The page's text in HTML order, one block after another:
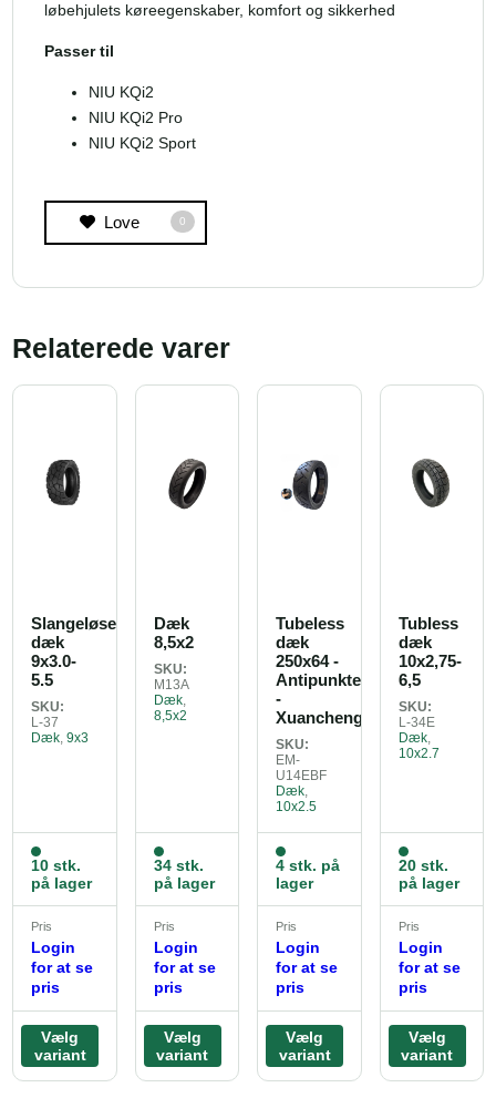
løbehjulets køreegenskaber, komfort og sikkerhed
Passer til
NIU KQi2
NIU KQi2 Pro
NIU KQi2 Sport
Love 0
Relaterede varer
Slangeløse
dæk
9x3.0-
5.5
SKU:
L-37
Dæk, 9x3
10 stk.
på lager
Pris
Login
for at se
pris
Vælg
variant
Dæk
8,5x2
SKU:
M13A
Dæk,
8,5x2
34 stk.
på lager
Pris
Login
for at se
pris
Vælg
variant
Tubeless
dæk
250x64 -
Antipunkteringslim
-
Xuancheng
SKU:
EM-
U14EBF
Dæk,
10x2.5
4 stk. på
lager
Pris
Login
for at se
pris
Vælg
variant
Tubless
dæk
10x2,75-
6,5
SKU:
L-34E
Dæk,
10x2.7
20 stk.
på lager
Pris
Login
for at se
pris
Vælg
variant